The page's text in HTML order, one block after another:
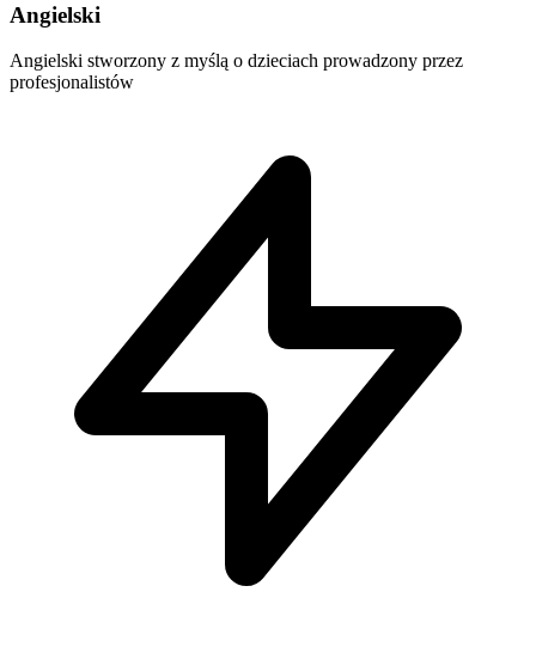
Angielski
Angielski stworzony z myślą o dzieciach prowadzony przez
profesjonalistów